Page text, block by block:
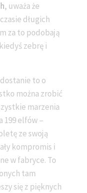
, uważa że
długich
za to podobają
zebrę i
to o
można zrobić
marzenia
199 elfów –
ze swoją
kompromis i
w fabryce. To
tam
się z pięknych